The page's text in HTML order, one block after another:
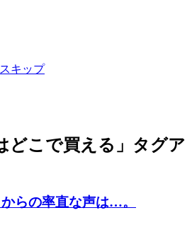
キップ
どこで買える 」タグア
らの率直な声は…。